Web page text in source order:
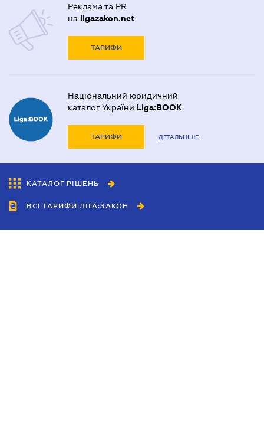
Реклама та PR
на ligazakon.net
ТАРИФИ
Національний юридичний
каталог України Liga:BOOK
ТАРИФИ ДЕТАЛЬНІШЕ
КАТАЛОГ РІШЕНЬ
ВСІ ТАРИФИ ЛІГА:ЗАКОН